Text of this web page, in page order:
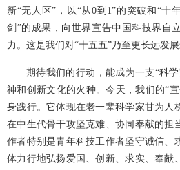
新“无人区”，以“从0到1”的突破和“十
剑”的成果，向世界宣告中国科技界自
力。这是我们对“十五五”乃至更长远发展
期待我们的行动，能成为一支“科
神和创新文化的火种。今天，我们的“
身践行。它体现在老一辈科学家甘为人
在中生代骨干攻坚克难、协同奉献的担
作者特别是青年科技工作者坚守诚信、
体力行地弘扬爱国、创新、求实、奉献